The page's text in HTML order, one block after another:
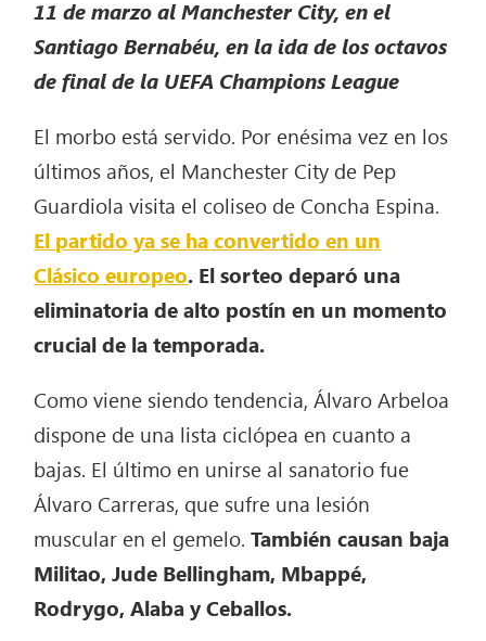
11 de marzo al Manchester City, en el
Santiago Bernabéu, en la ida de los octavos
de final de la UEFA Champions League
El morbo está servido. Por enésima vez en los
últimos años, el Manchester City de Pep
Guardiola visita el coliseo de Concha Espina.
El partido ya se ha convertido en un
Clásico europeo. El sorteo deparó una
eliminatoria de alto postín en un momento
crucial de la temporada.
Como viene siendo tendencia, Álvaro Arbeloa
dispone de una lista ciclópea en cuanto a
bajas. El último en unirse al sanatorio fue
Álvaro Carreras, que sufre una lesión
muscular en el gemelo.También causan baja
Militao, Jude Bellingham, Mbappé,
Rodrygo, Alaba y Ceballos.